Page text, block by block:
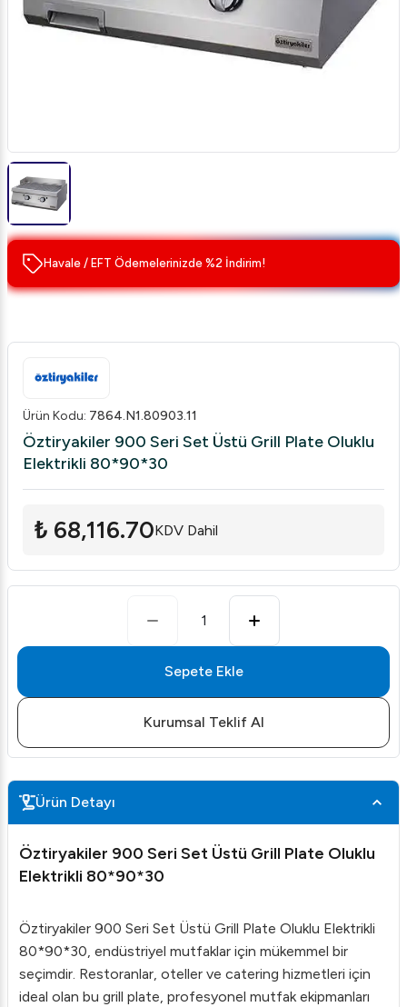
Havale / EFT Ödemelerinizde %2 İndirim!
Ürün Kodu: 7864.N1.80903.11
Öztiryakiler 900 Seri Set Üstü Grill Plate Oluklu
Elektrikli 80*90*30
₺ 68,116.70KDV Dahil
1
Sepete Ekle
Kurumsal Teklif Al
Ürün Detayı
Öztiryakiler 900 Seri Set Üstü Grill Plate Oluklu
Elektrikli 80*90*30
Öztiryakiler 900 Seri Set Üstü Grill Plate Oluklu Elektrikli
80*90*30, endüstriyel mutfaklar için mükemmel bir
seçimdir. Restoranlar, oteller ve catering hizmetleri için
ideal olan bu grill plate, profesyonel mutfak ekipmanları